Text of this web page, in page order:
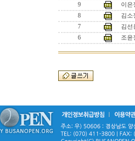
9
이은
8
김소
7
김선
6
조윤